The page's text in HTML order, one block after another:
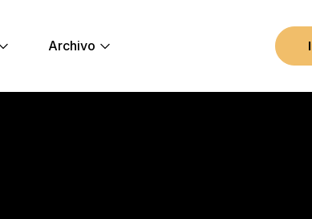
Archivo